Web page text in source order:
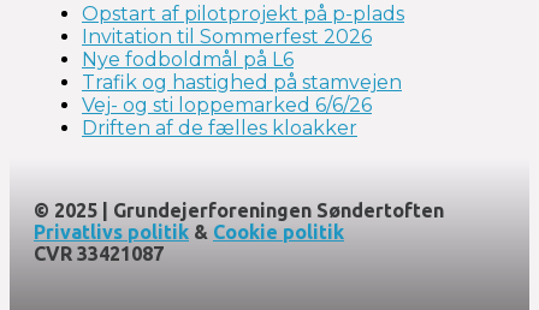
Opstart af pilotprojekt på p-plads
Invitation til Sommerfest 2026
Nye fodboldmål på L6
Trafik og hastighed på stamvejen
Vej- og sti loppemarked 6/6/26
Driften af de fælles kloakker
© 2025 | Grundejerforeningen Søndertoften
Privatlivs politik & Cookie politik
CVR 33421087